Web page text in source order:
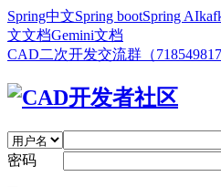
Spring中文Spring bootSpring AI
文文档Gemini文档
CAD二次开发交流群（718549817
密码